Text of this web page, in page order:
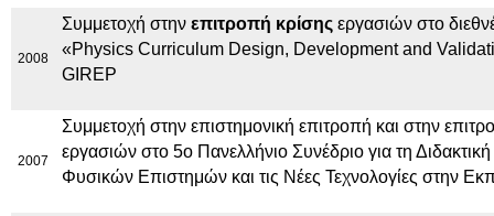
2008
Συμμετοχή στην επιτροπή κρίσης εργασιών στο
«Physics Curriculum Design, Development and
GIREP
2007
Συμμετοχή στην επιστημονική επιτροπή και στην
εργασιών στο 5ο Πανελλήνιο Συνέδριο για τη
Φυσικών Επιστημών και τις Νέες Τεχνολογίες στην